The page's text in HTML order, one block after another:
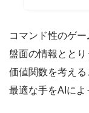
コマンド性のゲー
盤面の情報とと
価値関数を考える
最適な手をAIによ